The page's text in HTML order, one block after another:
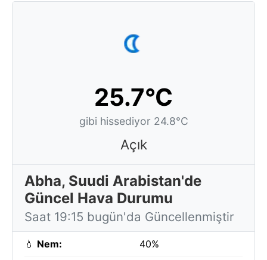
25.7°C
gibi hissediyor 24.8°C
Açık
Abha, Suudi Arabistan'de
Güncel Hava Durumu
Saat 19:15 bugün'da Güncellenmiştir
💧 Nem: 40%